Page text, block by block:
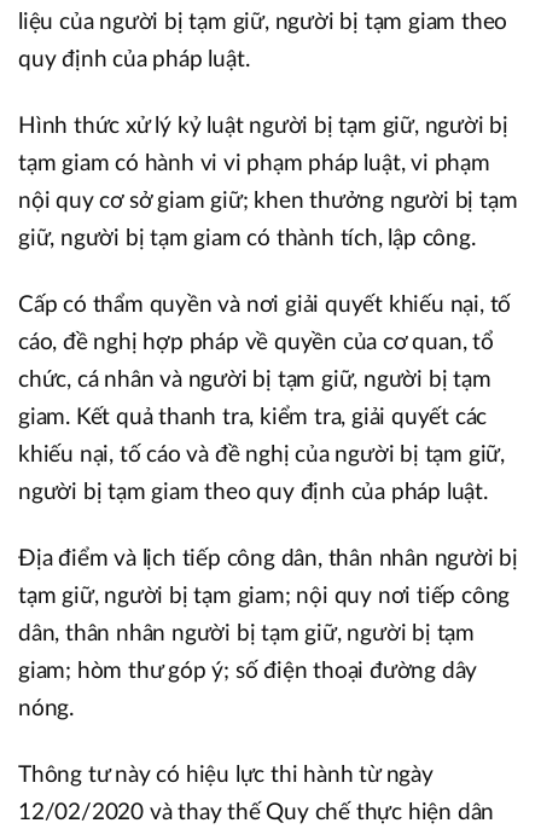
liệu của người bị tạm giữ, người bị tạm giam theo
quy định của pháp luật.
Hình thức xử lý kỷ luật người bị tạm giữ, người bị
tạm giam có hành vi vi phạm pháp luật, vi phạm
nội quy cơ sở giam giữ; khen thưởng người bị tạm
giữ, người bị tạm giam có thành tích, lập công.
Cấp có thẩm quyền và nơi giải quyết khiếu nại, tố
cáo, đề nghị hợp pháp về quyền của cơ quan, tổ
chức, cá nhân và người bị tạm giữ, người bị tạm
giam. Kết quả thanh tra, kiểm tra, giải quyết các
khiếu nại, tố cáo và đề nghị của người bị tạm giữ,
người bị tạm giam theo quy định của pháp luật.
Địa điểm và lịch tiếp công dân, thân nhân người bị
tạm giữ, người bị tạm giam; nội quy nơi tiếp công
dân, thân nhân người bị tạm giữ, người bị tạm
giam; hòm thư góp ý; số điện thoại đường dây
nóng.
Thông tư này có hiệu lực thi hành từ ngày
12/02/2020 và thay thế Quy chế thực hiện dân